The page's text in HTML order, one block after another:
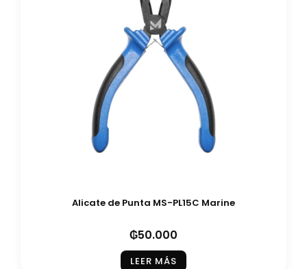
Alicate de Punta MS-PL15C Marine
₲50.000
LEER MÁS